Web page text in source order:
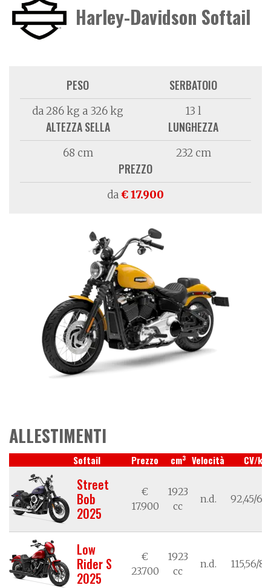
Harley-Davidson Softail
PESO
da 286 kg a 326 kg
SERBATOIO
13 l
ALTEZZA SELLA
68 cm
LUNGHEZZA
232 cm
PREZZO
da€ 17.900
ALLESTIMENTI
Softail Prezzo cm3 Velocità CV/kW
Street
Bob
2025
€
17.900
1923
cc
n.d. 92,45/
Low
Rider S
2025
€
23.700
1923
cc
n.d. 115,56/